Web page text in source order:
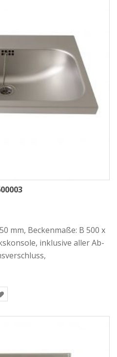
mm, Beckenmaße: B 500 x
inklusive aller Ab-